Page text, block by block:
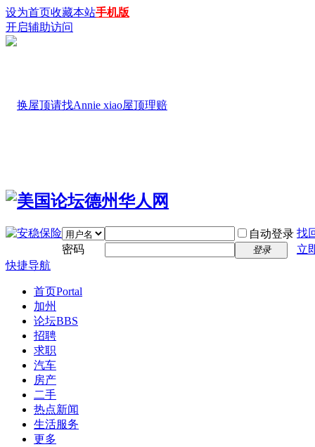
设为首页收藏本站手机版
开启辅助访问
自动登录 找
密码
登录
立
快捷导航
首页Portal
加州
论坛BBS
招聘
求职
汽车
房产
二手
热点新闻
生活服务
更多